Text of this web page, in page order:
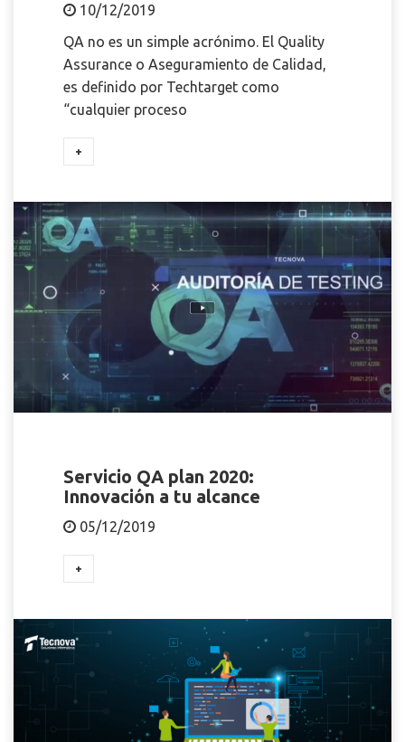
10/12/2019
QA no es un simple acrónimo. El Quality
Assurance o Aseguramiento de Calidad,
es definido por Techtarget como
“cualquier proceso
+
Servicio QA plan 2020:
Innovación a tu alcance
05/12/2019
+